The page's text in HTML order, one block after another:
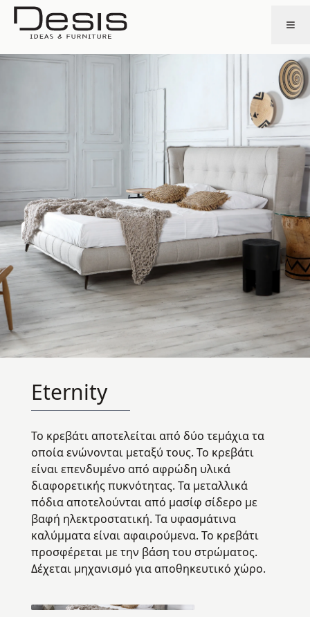
Eternity
Το κρεβάτι αποτελείται από δύο τεμάχια τα
οποία ενώνονται μεταξύ τους. Το κρεβάτι
είναι επενδυμένο από αφρώδη υλικά
διαφορετικής πυκνότητας. Τα μεταλλικά
πόδια αποτελούνται από μασίφ σίδερο με
βαφή ηλεκτροστατική. Τα υφασμάτινα
καλύμματα είναι αφαιρούμενα. Το κρεβάτι
προσφέρεται με την βάση του στρώματος.
Δέχεται μηχανισμό για αποθηκευτικό χώρο.